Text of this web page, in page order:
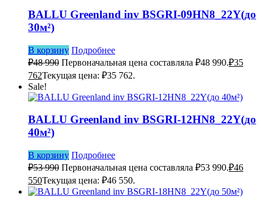
BALLU Greenland inv BSGRI-09HN8_22Y(до
30м²)
В корзину Подробнее
₽48 990 Первоначальная цена составляла ₽48 990.₽35
762Текущая цена: ₽35 762.
Sale!
BALLU Greenland inv BSGRI-12HN8_22Y(до
40м²)
В корзину Подробнее
₽53 990 Первоначальная цена составляла ₽53 990.₽46
550Текущая цена: ₽46 550.